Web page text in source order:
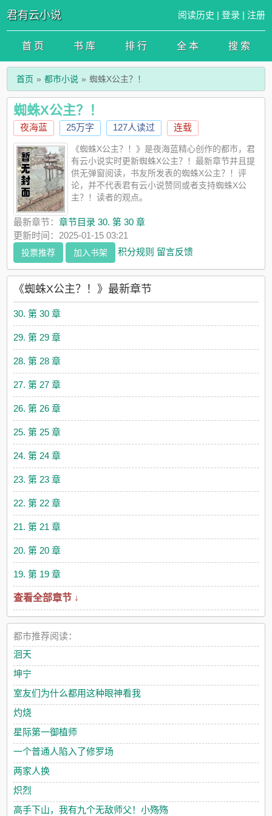
君有云小说 阅读历史 | 登录 | 注册
首 页 书 库 排 行 全 本 搜 索
首页 都市小说 蜘蛛X公主？！
蜘蛛X公主？！
夜海蓝 25万字 127人读过 连载
《蜘蛛X公主？！》是夜海蓝精心创作的都市，君
有云小说实时更新蜘蛛X公主？！最新章节并且提
供无弹窗阅读，书友所发表的蜘蛛X公主？！评
论，并不代表君有云小说赞同或者支持蜘蛛X公
主？！读者的观点。
最新章节：章节目录 30. 第 30 章
更新时间：2025-01-15 03:21
投票推荐 加入书架 积分规则 留言反馈
《蜘蛛X公主？！》最新章节
30. 第 30 章
29. 第 29 章
28. 第 28 章
27. 第 27 章
26. 第 26 章
25. 第 25 章
24. 第 24 章
23. 第 23 章
22. 第 22 章
21. 第 21 章
20. 第 20 章
19. 第 19 章
查看全部章节 ↓
都市推荐阅读：
洄天
坤宁
室友们为什么都用这种眼神看我
灼烧
星际第一御植师
一个普通人陷入了修罗场
两家人换
炽烈
高手下山，我有九个无敌师父！小殇殇